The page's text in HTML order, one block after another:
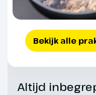
Altijd
Bekijk alle